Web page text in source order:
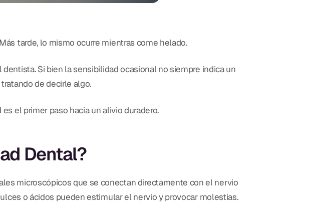
tarde, lo mismo ocurre mientras come helado.
Si bien la sensibilidad ocasional no siempre indica un
de decirle algo.
el primer paso hacia un alivio duradero.
Dental?
microscópicos que se conectan directamente con el nervio
o ácidos pueden estimular el nervio y provocar molestias.